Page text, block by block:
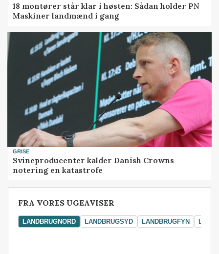
18 montører står klar i høsten: Sådan holder PN
Maskiner landmænd i gang
GRISE
Svineproducenter kalder Danish Crowns
notering en katastrofe
FRA VORES UGEAVISER
LANDBRUGNORD LANDBRUGSYD LANDBRUGFYN